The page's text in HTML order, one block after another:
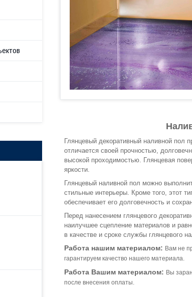
Глянцевый декоративный наливной пол
отличается своей прочностью,
высокой проходимостью. Глянцевая
яркости.
Глянцевый наливной пол можно
стильные интерьеры. Кроме того, этот
обеспечивает его долговечность и
Перед нанесением глянцевого
наилучшее сцепление материалов и
в качестве и сроке службы глянцевого
Работа нашим материалом: Вам не
гарантируем качество нашего материала.
Работа Вашим материалом: Вы
после внесения оплаты.